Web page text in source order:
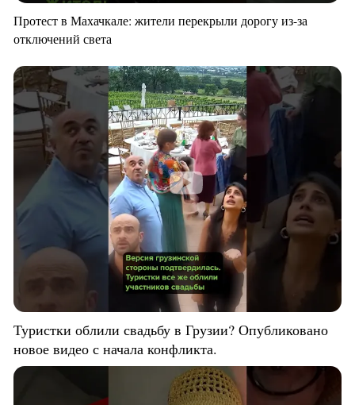
Протест в Махачкале: жители перекрыли дорогу из-за
отключений света
Туристки облили свадьбу в Грузии? Опубликовано
новое видео с начала конфликта.